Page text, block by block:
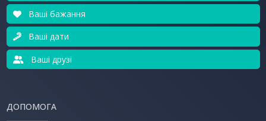
Ваші бажання
Ваші дати
Ваші друзі
ДОПОМОГА